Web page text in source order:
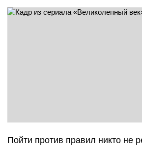
Пойти против правил никто не